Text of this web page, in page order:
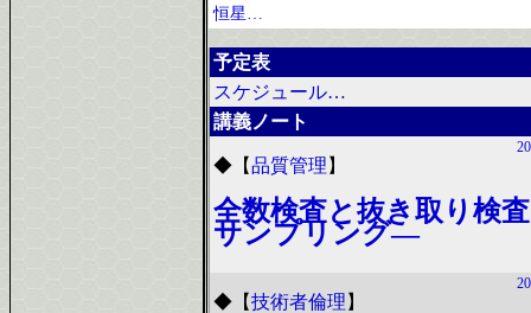
恒星…
予定表
スケジュール…
講義ノート
◆ 【品質管理 】
全数検査と抜き取り検
サンプリング―
◆ 【技術者倫理 】